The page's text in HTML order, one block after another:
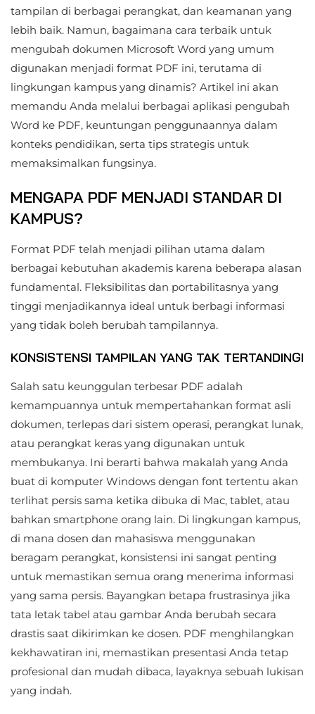
tampilan di berbagai perangkat, dan keamanan yang
lebih baik. Namun, bagaimana cara terbaik untuk
mengubah dokumen Microsoft Word yang umum
digunakan menjadi format PDF ini, terutama di
lingkungan kampus yang dinamis? Artikel ini akan
memandu Anda melalui berbagai aplikasi pengubah
Word ke PDF, keuntungan penggunaannya dalam
konteks pendidikan, serta tips strategis untuk
memaksimalkan fungsinya.
MENGAPA PDF MENJADI STANDAR DI
KAMPUS?
Format PDF telah menjadi pilihan utama dalam
berbagai kebutuhan akademis karena beberapa alasan
fundamental. Fleksibilitas dan portabilitasnya yang
tinggi menjadikannya ideal untuk berbagi informasi
yang tidak boleh berubah tampilannya.
KONSISTENSI TAMPILAN YANG TAK TERTANDINGI
Salah satu keunggulan terbesar PDF adalah
kemampuannya untuk mempertahankan format asli
dokumen, terlepas dari sistem operasi, perangkat lunak,
atau perangkat keras yang digunakan untuk
membukanya. Ini berarti bahwa makalah yang Anda
buat di komputer Windows dengan font tertentu akan
terlihat persis sama ketika dibuka di Mac, tablet, atau
bahkan smartphone orang lain. Di lingkungan kampus,
di mana dosen dan mahasiswa menggunakan
beragam perangkat, konsistensi ini sangat penting
untuk memastikan semua orang menerima informasi
yang sama persis. Bayangkan betapa frustrasinya jika
tata letak tabel atau gambar Anda berubah secara
drastis saat dikirimkan ke dosen. PDF menghilangkan
kekhawatiran ini, memastikan presentasi Anda tetap
profesional dan mudah dibaca, layaknya sebuah lukisan
yang indah.